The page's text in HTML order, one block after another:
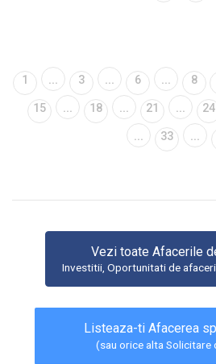
1 ... 3 ... 6 ... 8
15 ... 18 ... 21 ... 24
... 33 ...
Vezi toate Afacerile
Investitii, Oportunitati de
Listeaza-ti Afacerea
(sau orice alta Solicitare